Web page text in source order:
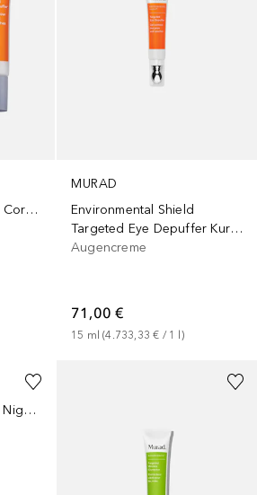
5-Minute Fix: Targeted Correctors
MURAD
Environmental Shield
Targeted Eye Depuffer Kuracja pod oczy
Augencreme
71,00 €
15 ml (4.733,33 € / 1 )
Retinol Youth Renewal Night Cream